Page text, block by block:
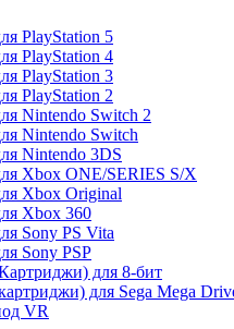
PlayStation 5
PlayStation 4
PlayStation 3
PlayStation 2
Nintendo Switch 2
Nintendo Switch
Nintendo 3DS
Xbox ONE/SERIES S/X
Xbox Original
Xbox 360
Sony PS Vita
Sony PSP
для 8-бит
для Sega Mega
VR